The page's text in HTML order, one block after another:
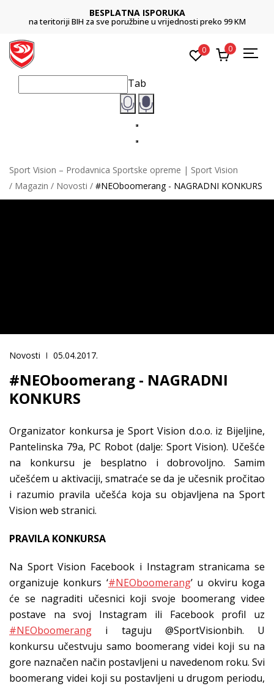
BESPLATNA ISPORUKA
na teritoriji BIH za sve poružbine u vrijednosti preko 99 KM
0 0
Tab
Sport Vision – Prodavnica Sportske opreme | Sport Vision
Magazin
Novosti #NEOboomerang - NAGRADNI KONKURS
Novosti 05.04.2017.
#NEOboomerang - NAGRADNI
KONKURS
Organizator konkursa je Sport Vision d.o.o. iz Bijeljine,
Pantelinska 79a, PC Robot (dalje: Sport Vision). Učešće
na konkursu je besplatno i dobrovoljno. Samim
učešćem u aktivaciji, smatraće se da je učesnik pročitao
i razumio pravila učešća koja su objavljena na Sport
Vision web stranici.
PRAVILA KONKURSA
Na Sport Vision Facebook i Instagram stranicama se
organizuje konkurs ‘#NEOboomerang’ u okviru koga
će se nagraditi učesnici koji svoje boomerang videe
postave na svoj Instagram ili Facebook profil uz
#NEOboomerang i taguju @SportVisionbih. U
konkursu učestvuju samo boomerang videi koji su na
gore naznačen način postavljeni u navedenom roku. Svi
boomerang videi koji su postavljeni u drugom periodu,